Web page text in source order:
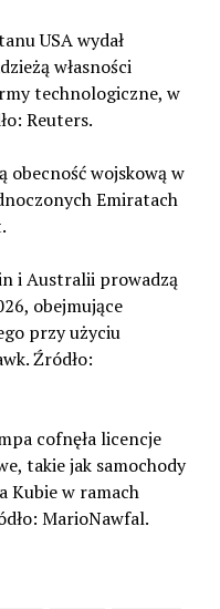
USA wydał
własności
technologiczne, w
Reuters.
obecność wojskową w
Emiratach
i Australii prowadzą
obejmujące
przy użyciu
Źródło:
cofnęła licencje
takie jak samochody
Kubie w ramach
MarioNawfal.